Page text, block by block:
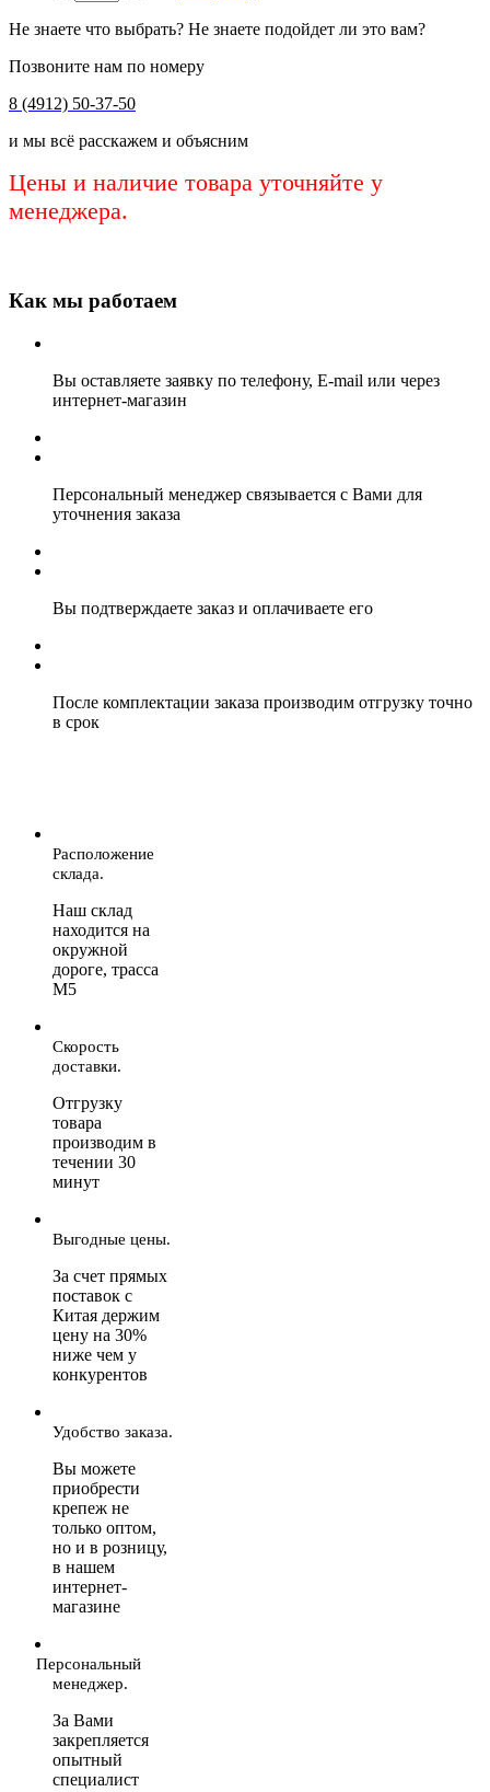
Не знаете что выбрать? Не знаете подойдет ли это вам?
Позвоните нам по номеру
8 (4912) 50-37-50
и мы всё расскажем и объясним
Цены и наличие товара уточняйте у
менеджера.
Как мы работаем
Вы оставляете заявку по телефону, E-mail или через
интернет-магазин
Персональный менеджер связывается с Вами для
уточнения заказа
Вы подтверждаете заказ и оплачиваете его
После комплектации заказа производим отгрузку точно
в срок
Расположение
склада.
Наш склад
находится на
окружной
дороге, трасса
М5
Скорость
доставки.
Отгрузку
товара
производим в
течении 30
минут
Выгодные цены.
За счет прямых
поставок с
Китая держим
цену на 30%
ниже чем у
конкурентов
Удобство заказа.
Вы можете
приобрести
крепеж не
только оптом,
но и в розницу,
в нашем
интернет-
магазине
Персональный
менеджер.
За Вами
закрепляется
опытный
специалист